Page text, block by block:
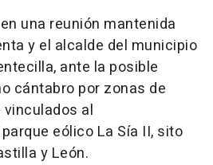
una reunión mantenida
y el alcalde del municipio
ante la posible
cántabro por zonas de
al
eólico La Sía II, sito
y León.